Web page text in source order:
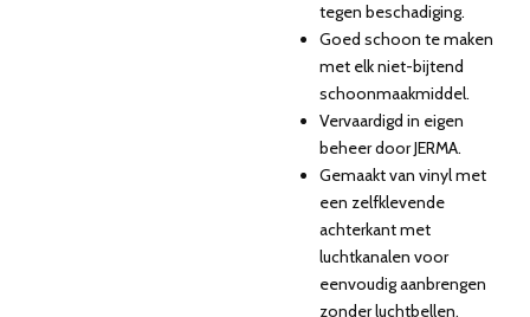
tegen beschadiging.
Goed schoon te maken
met elk niet-bijtend
schoonmaakmiddel.
Vervaardigd in eigen
beheer door JERMA.
Gemaakt van vinyl met
een zelfklevende
achterkant met
luchtkanalen voor
eenvoudig aanbrengen
zonder luchtbellen.